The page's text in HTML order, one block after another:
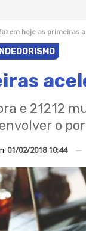
hoje as primeiras
e 21212
o
01/02/2018 10:44